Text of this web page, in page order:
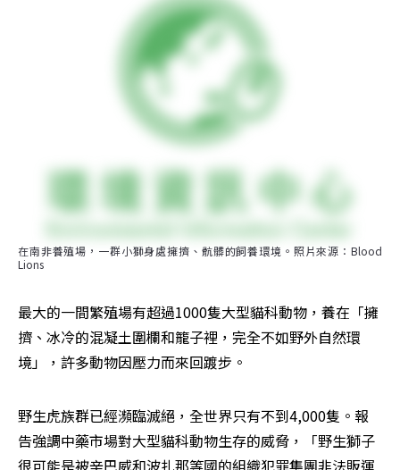
在南非養殖場，一群小獅身處擁擠、骯髒的飼養環境。照片來源：Blood
Lions
最大的一間繁殖場有超過1000隻大型貓科動物，養在「擁
擠、冰冷的混凝土圍欄和籠子裡，完全不如野外自然環
境」，許多動物因壓力而來回踱步。
野生虎族群已經瀕臨滅絕，全世界只有不到4,000隻。報
告強調中藥市場對大型貓科動物生存的威脅，「野生獅子
很可能是被辛巴威和波扎那等國的組織犯罪集團非法販運